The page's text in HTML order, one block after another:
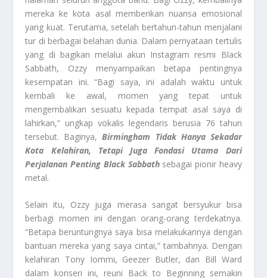
mereka ke kota asal memberikan nuansa emosional
yang kuat. Terutama, setelah bertahun-tahun menjalani
tur di berbagai belahan dunia. Dalam pernyataan tertulis
yang di bagikan melalui akun Instagram resmi Black
Sabbath, Ozzy menyampaikan betapa pentingnya
kesempatan ini. “Bagi saya, ini adalah waktu untuk
kembali ke awal, momen yang tepat untuk
mengembalikan sesuatu kepada tempat asal saya di
lahirkan,” ungkap vokalis legendaris berusia 76 tahun
tersebut. Baginya,Birmingham Tidak Hanya Sekadar
Kota Kelahiran, Tetapi Juga Fondasi Utama Dari
Perjalanan Penting Black Sabbathsebagai pionir heavy
metal.
Selain itu, Ozzy juga merasa sangat bersyukur bisa
berbagi momen ini dengan orang-orang terdekatnya.
“Betapa beruntungnya saya bisa melakukannya dengan
bantuan mereka yang saya cintai,” tambahnya. Dengan
kelahiran Tony Iommi, Geezer Butler, dan Bill Ward
dalam konseri ini, reuni Back to Beginning semakin